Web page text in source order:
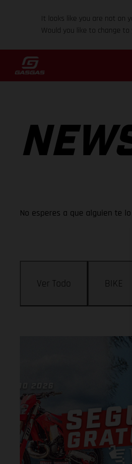
It looks like you are not on
Would you like to change
No esperes a que alguien te
Ver Todo BIKE